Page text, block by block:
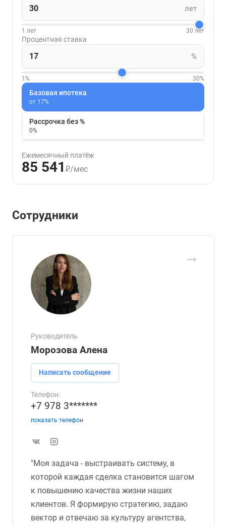
лет
1 лет 30 лет
Процентная ставка
%
1% 30%
Базовая ипотека
от 17%
Рассрочка без %
0%
Ежемесячный платёж
85 541 ₽/мес
Сотрудники
Руководитель
Морозова Алена
Написать сообщение
Телефон:
+7 978 3*******
показать телефон
"Моя задача - выстраивать систему, в
которой каждая сделка становится шагом
к повышению качества жизни наших
клиентов. Я формирую стратегию, задаю
вектор и отвечаю за культуру агентства,